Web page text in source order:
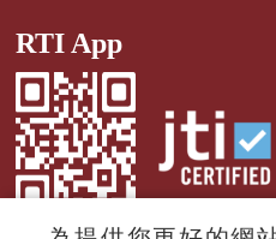
RTI App